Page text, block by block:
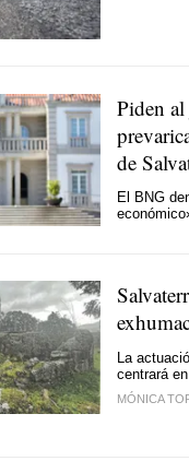
Piden
de
El BNG
La
centrará
MÓNICA